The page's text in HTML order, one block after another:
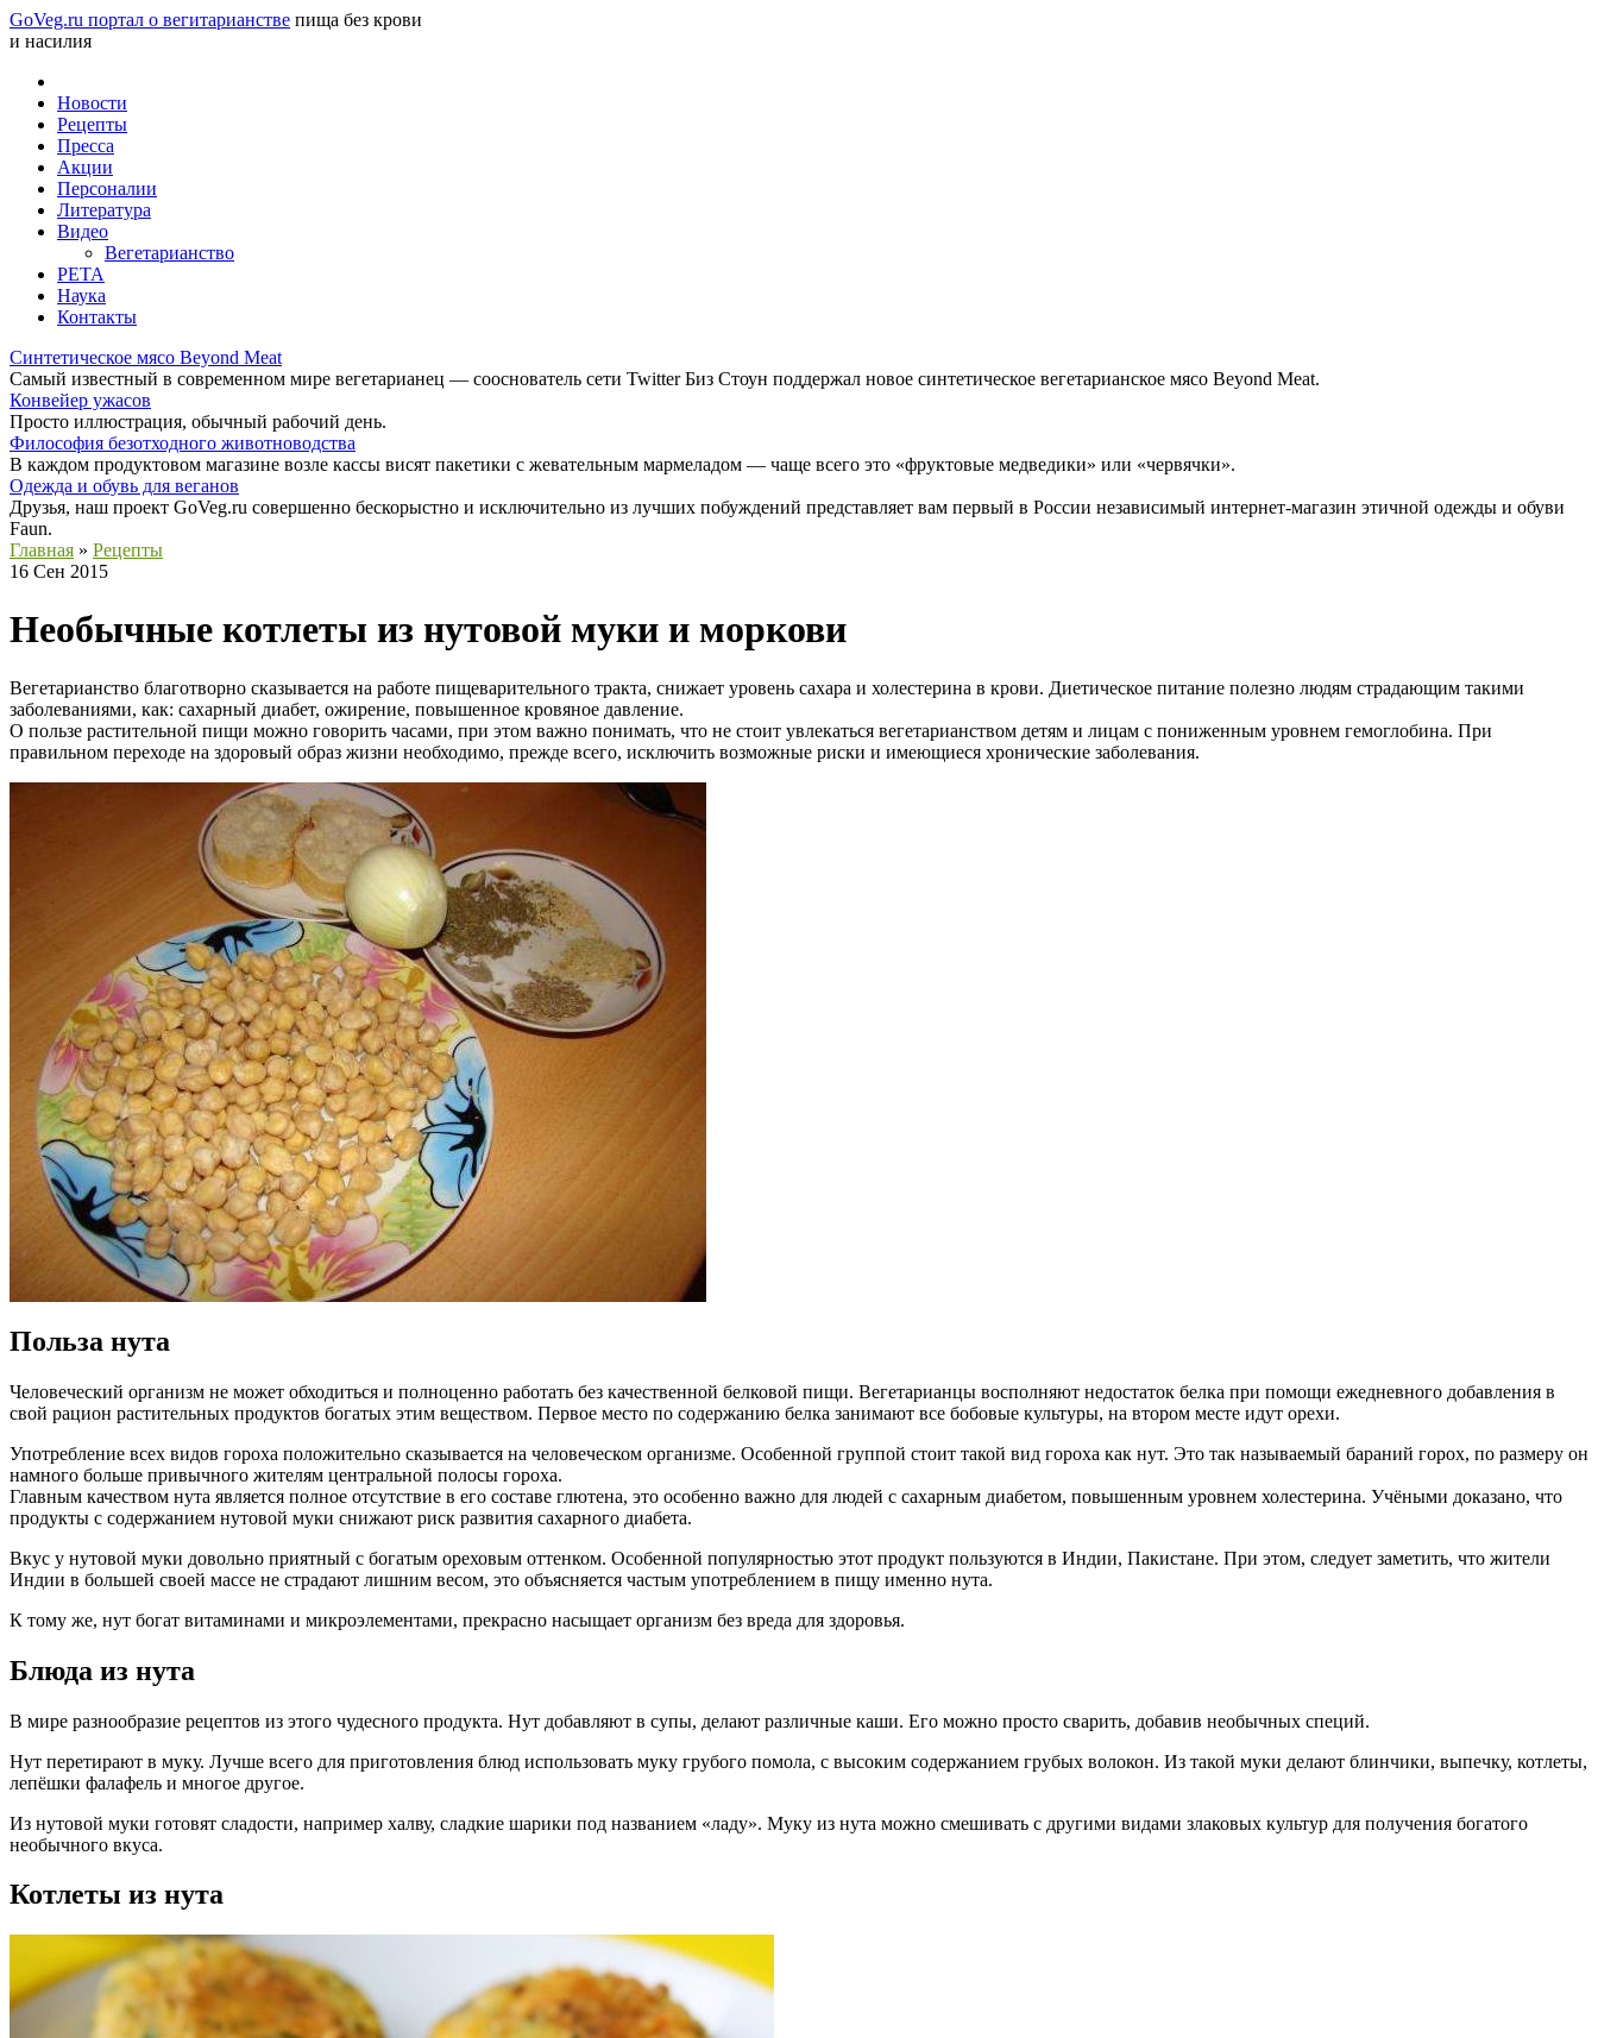
GoVeg.ru портал о вегитарианстве пища без крови
и насилия
Новости
Рецепты
Пресса
Акции
Персоналии
Литература
Видео
Вегетарианство
РЕТА
Наука
Контакты
Синтетическое мясо Beyond Meat
Самый известный в современном мире вегетарианец — сооснователь сети Twitter Биз Стоун поддержал новое синтетическое вегетарианское мясо Beyond Meat.
Конвейер ужасов
Просто иллюстрация, обычный рабочий день.
Философия безотходного животноводства
В каждом продуктовом магазине возле кассы висят пакетики с жевательным мармеладом — чаще всего это «фруктовые медведики» или «червячки».
Одежда и обувь для веганов
Друзья, наш проект GoVeg.ru совершенно бескорыстно и исключительно из лучших побуждений представляет вам первый в России независимый интернет-магазин этичной одежды и обуви
Faun.
Главная » Рецепты
16 Сен 2015
Необычные котлеты из нутовой муки и моркови
Вегетарианство благотворно сказывается на работе пищеварительного тракта, снижает уровень сахара и холестерина в крови. Диетическое питание полезно людям страдающим такими
заболеваниями, как: сахарный диабет, ожирение, повышенное кровяное давление.
О пользе растительной пищи можно говорить часами, при этом важно понимать, что не стоит увлекаться вегетарианством детям и лицам с пониженным уровнем гемоглобина. При
правильном переходе на здоровый образ жизни необходимо, прежде всего, исключить возможные риски и имеющиеся хронические заболевания.
Польза нута
Человеческий организм не может обходиться и полноценно работать без качественной белковой пищи. Вегетарианцы восполняют недостаток белка при помощи ежедневного добавления в
свой рацион растительных продуктов богатых этим веществом. Первое место по содержанию белка занимают все бобовые культуры, на втором месте идут орехи.
Употребление всех видов гороха положительно сказывается на человеческом организме. Особенной группой стоит такой вид гороха как нут. Это так называемый бараний горох, по размеру он
намного больше привычного жителям центральной полосы гороха.
Главным качеством нута является полное отсутствие в его составе глютена, это особенно важно для людей с сахарным диабетом, повышенным уровнем холестерина. Учёными доказано, что
продукты с содержанием нутовой муки снижают риск развития сахарного диабета.
Вкус у нутовой муки довольно приятный с богатым ореховым оттенком. Особенной популярностью этот продукт пользуются в Индии, Пакистане. При этом, следует заметить, что жители
Индии в большей своей массе не страдают лишним весом, это объясняется частым употреблением в пищу именно нута.
К тому же, нут богат витаминами и микроэлементами, прекрасно насыщает организм без вреда для здоровья.
Блюда из нута
В мире разнообразие рецептов из этого чудесного продукта. Нут добавляют в супы, делают различные каши. Его можно просто сварить, добавив необычных специй.
Нут перетирают в муку. Лучше всего для приготовления блюд использовать муку грубого помола, с высоким содержанием грубых волокон. Из такой муки делают блинчики, выпечку, котлеты,
лепёшки фалафель и многое другое.
Из нутовой муки готовят сладости, например халву, сладкие шарики под названием «ладу». Муку из нута можно смешивать с другими видами злаковых культур для получения богатого
необычного вкуса.
Котлеты из нута